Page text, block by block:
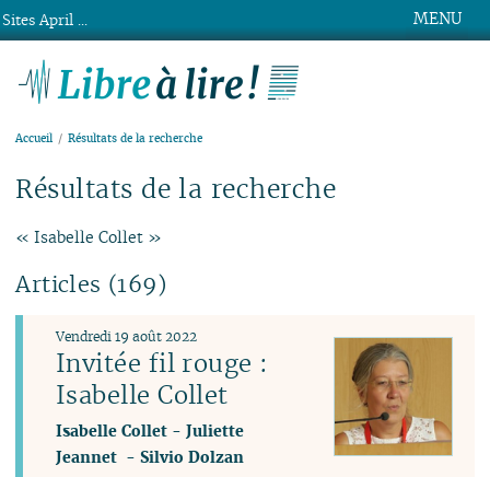
MENU
Accueil Résultats de la recherche
Résultats de la recherche
« Isabelle Collet »
Articles (169)
Invitée fil rouge :
Isabelle Collet
Vendredi 19 août 2022
Isabelle Collet -Juliette
Jeannet -Silvio Dolzan
Sites April ...